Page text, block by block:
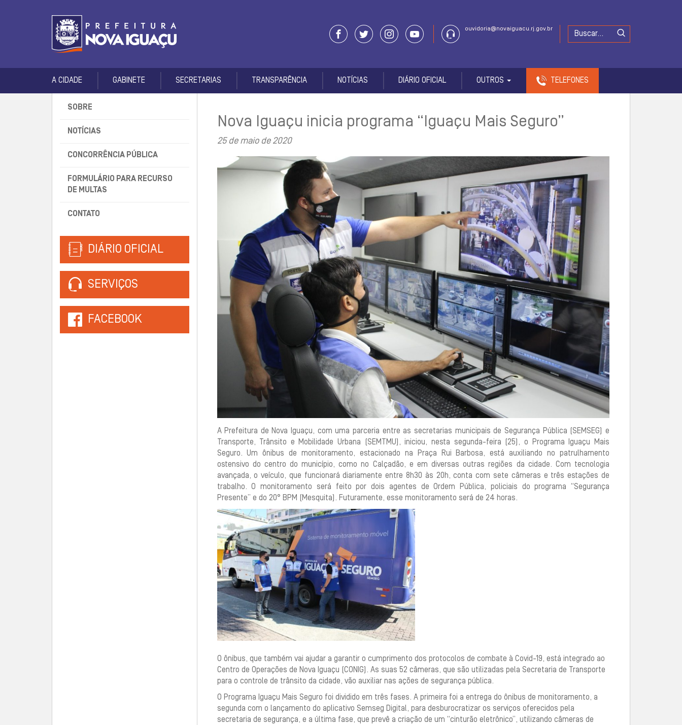
ouvidoria@novaiguacu.rj.gov.br
A CIDADE GABINETE SECRETARIAS TRANSPARÊNCIA NOTÍCIAS DIÁRIO OFICIAL OUTROS TELEFONES
SOBRE
NOTÍCIAS
CONCORRÊNCIA PÚBLICA
FORMULÁRIO PARA RECURSO
DE MULTAS
CONTATO
DIÁRIO OFICIAL
SERVIÇOS
FACEBOOK
Nova Iguaçu inicia programa “Iguaçu Mais Seguro”
25 de maio de 2020
A Prefeitura de Nova Iguaçu, com uma parceria entre as secretarias municipais de Segurança Pública (SEMSEG) e
Transporte, Trânsito e Mobilidade Urbana (SEMTMU), iniciou, nesta segunda-feira (25), o Programa Iguaçu Mais
Seguro. Um ônibus de monitoramento, estacionado na Praça Rui Barbosa, está auxiliando no patrulhamento
ostensivo do centro do município, como no Calçadão, e em diversas outras regiões da cidade. Com tecnologia
avançada, o veículo, que funcionará diariamente entre 8h30 às 20h, conta com sete câmeras e três estações de
trabalho. O monitoramento será feito por dois agentes de Ordem Pública, policiais do programa “Segurança
Presente” e do 20° BPM (Mesquita). Futuramente, esse monitoramento será de 24 horas.
O ônibus, que também vai ajudar a garantir o cumprimento dos protocolos de combate à Covid-19, está integrado ao
Centro de Operações de Nova Iguaçu (CONIG). As suas 52 câmeras, que são utilizadas pela Secretaria de Transporte
para o controle de trânsito da cidade, vão auxiliar nas ações de segurança pública.
O Programa Iguaçu Mais Seguro foi dividido em três fases. A primeira foi a entrega do ônibus de monitoramento, a
segunda com o lançamento do aplicativo Semseg Digital, para desburocratizar os serviços oferecidos pela
secretaria de segurança, e a última fase, que prevê a criação de um “cinturão eletrônico”, utilizando câmeras de